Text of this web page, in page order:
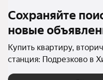
Сохраняйте
новые
Купить квартиру,
станция: Подрезково в